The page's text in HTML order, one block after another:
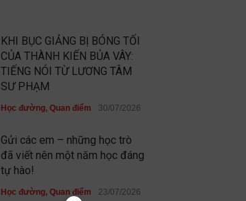
KHI BỤC GIẢNG BỊ BÓNG TỐI
CỦA THÀNH KIẾN BỦA VÂY:
TIẾNG NÓI TỪ LƯƠNG TÂM
SƯ PHẠM
Học đường, Quan điểm 30/07/2026
Gửi các em – những học trò
đã viết nên một năm học đáng
tự hào!
Học đường, Quan điểm 23/07/2026